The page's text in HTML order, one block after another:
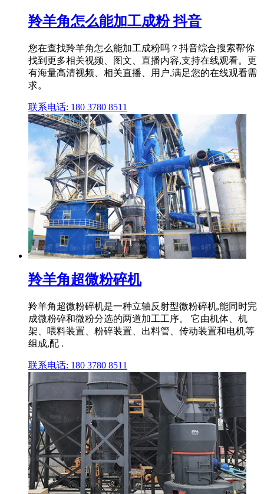
羚羊角怎么能加工成粉 抖音
您在查找羚羊角怎么能加工成粉吗？抖音综合搜索帮你
找到更多相关视频、图文、直播内容,支持在线观看。更
有海量高清视频、相关直播、用户,满足您的在线观看需
求。
联系电话: 180 3780 8511
羚羊角超微粉碎机
羚羊角超微粉碎机是一种立轴反射型微粉碎机,能同时完
成微粉碎和微粉分选的两道加工工序。 它由机体、机
架、喂料装置、粉碎装置、出料管、传动装置和电机等
组成,配 .
联系电话: 180 3780 8511